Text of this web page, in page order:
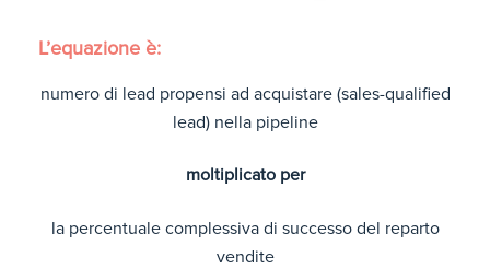
L’equazione è:
numero di lead propensi ad acquistare (sales-qualified
lead) nella pipeline
moltiplicato per
la percentuale complessiva di successo del reparto
vendite